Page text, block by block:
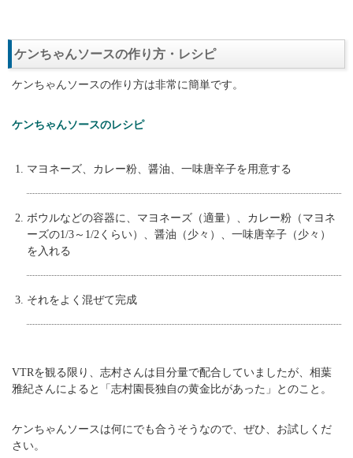
ケンちゃんソースの作り方・レシピ
ケンちゃんソースの作り方は非常に簡単です。
ケンちゃんソースのレシピ
マヨネーズ、カレー粉、醤油、一味唐辛子を用意する
ボウルなどの容器に、マヨネーズ（適量）、カレー粉（マヨネ
ーズの1/3～1/2くらい）、醤油（少々）、一味唐辛子（少々）
を入れる
それをよく混ぜて完成
VTRを観る限り、志村さんは目分量で配合していましたが、相葉
雅紀さんによると「志村園長独自の黄金比があった」とのこと。
ケンちゃんソースは何にでも合うそうなので、ぜひ、お試しくだ
さい。